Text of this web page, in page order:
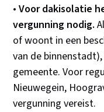
•Voor dakisolatie
vergunning nodig.
of woont in een
van de
gemeente. Voor
Nieuwegein,
vergunning vereist.